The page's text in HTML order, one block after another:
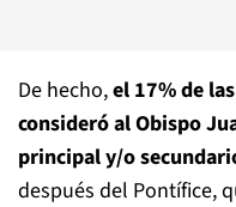
De hecho,el 17% de
consideró al Obispo
principal y/o
después del Pontífice,